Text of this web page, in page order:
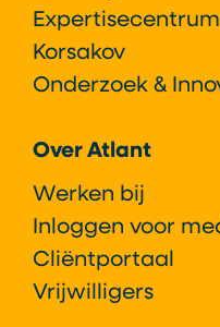
Korsakov
Onderzoek &
Over Atlant
Werken bij
Inloggen voor
Cliëntportaal
Vrijwilligers